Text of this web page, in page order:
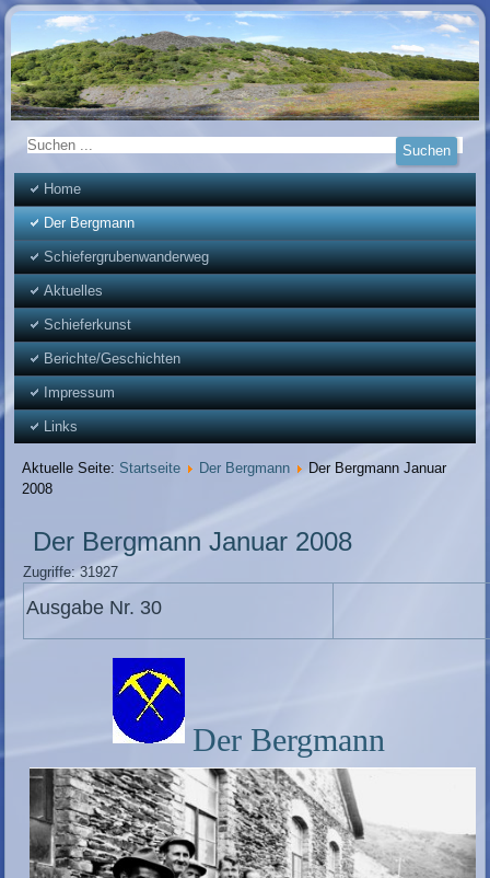
Home
Der Bergmann
Schiefergrubenwanderweg
Aktuelles
Schieferkunst
Berichte/Geschichten
Impressum
Links
Aktuelle Seite: Startseite Der Bergmann
Der Bergmann Januar
2008
Der Bergmann Januar 2008
Zugriffe: 31927
Ausgabe Nr. 30
Der Bergmann